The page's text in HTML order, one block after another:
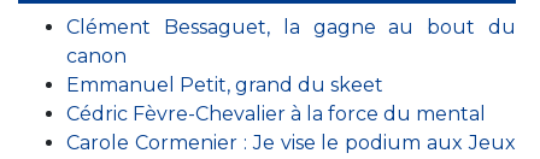
Clément Bessaguet, la gagne au bout du
canon
Emmanuel Petit, grand du skeet
Cédric Fèvre-Chevalier à la force du mental
Carole Cormenier : Je vise le podium aux Jeux